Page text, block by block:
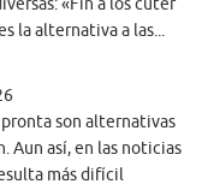
«Fin a los cúter
la alternativa a las...
son alternativas
Aun así, en las noticias
más difícil